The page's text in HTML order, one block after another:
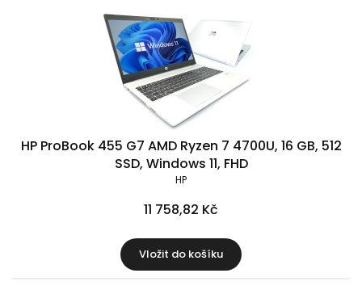
HP ProBook 455 G7 AMD Ryzen 7 4700U, 16 GB, 512
SSD, Windows 11, FHD
HP
11 758,82 Kč
Vložit do košíku